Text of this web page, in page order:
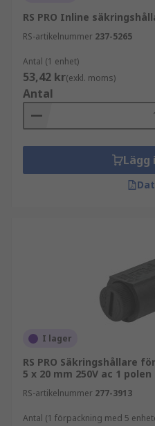
RS PRO Inline
RS-artikelnummer 237-5265
Antal (1 enhet)
53,42 kr(exkl. moms)
Antal
Lägg
I lager
RS PRO Säkringshållare
5 x 20 mm 250V ac 1 polen
RS-artikelnummer 277-3913
Antal (1 förpackning med 5